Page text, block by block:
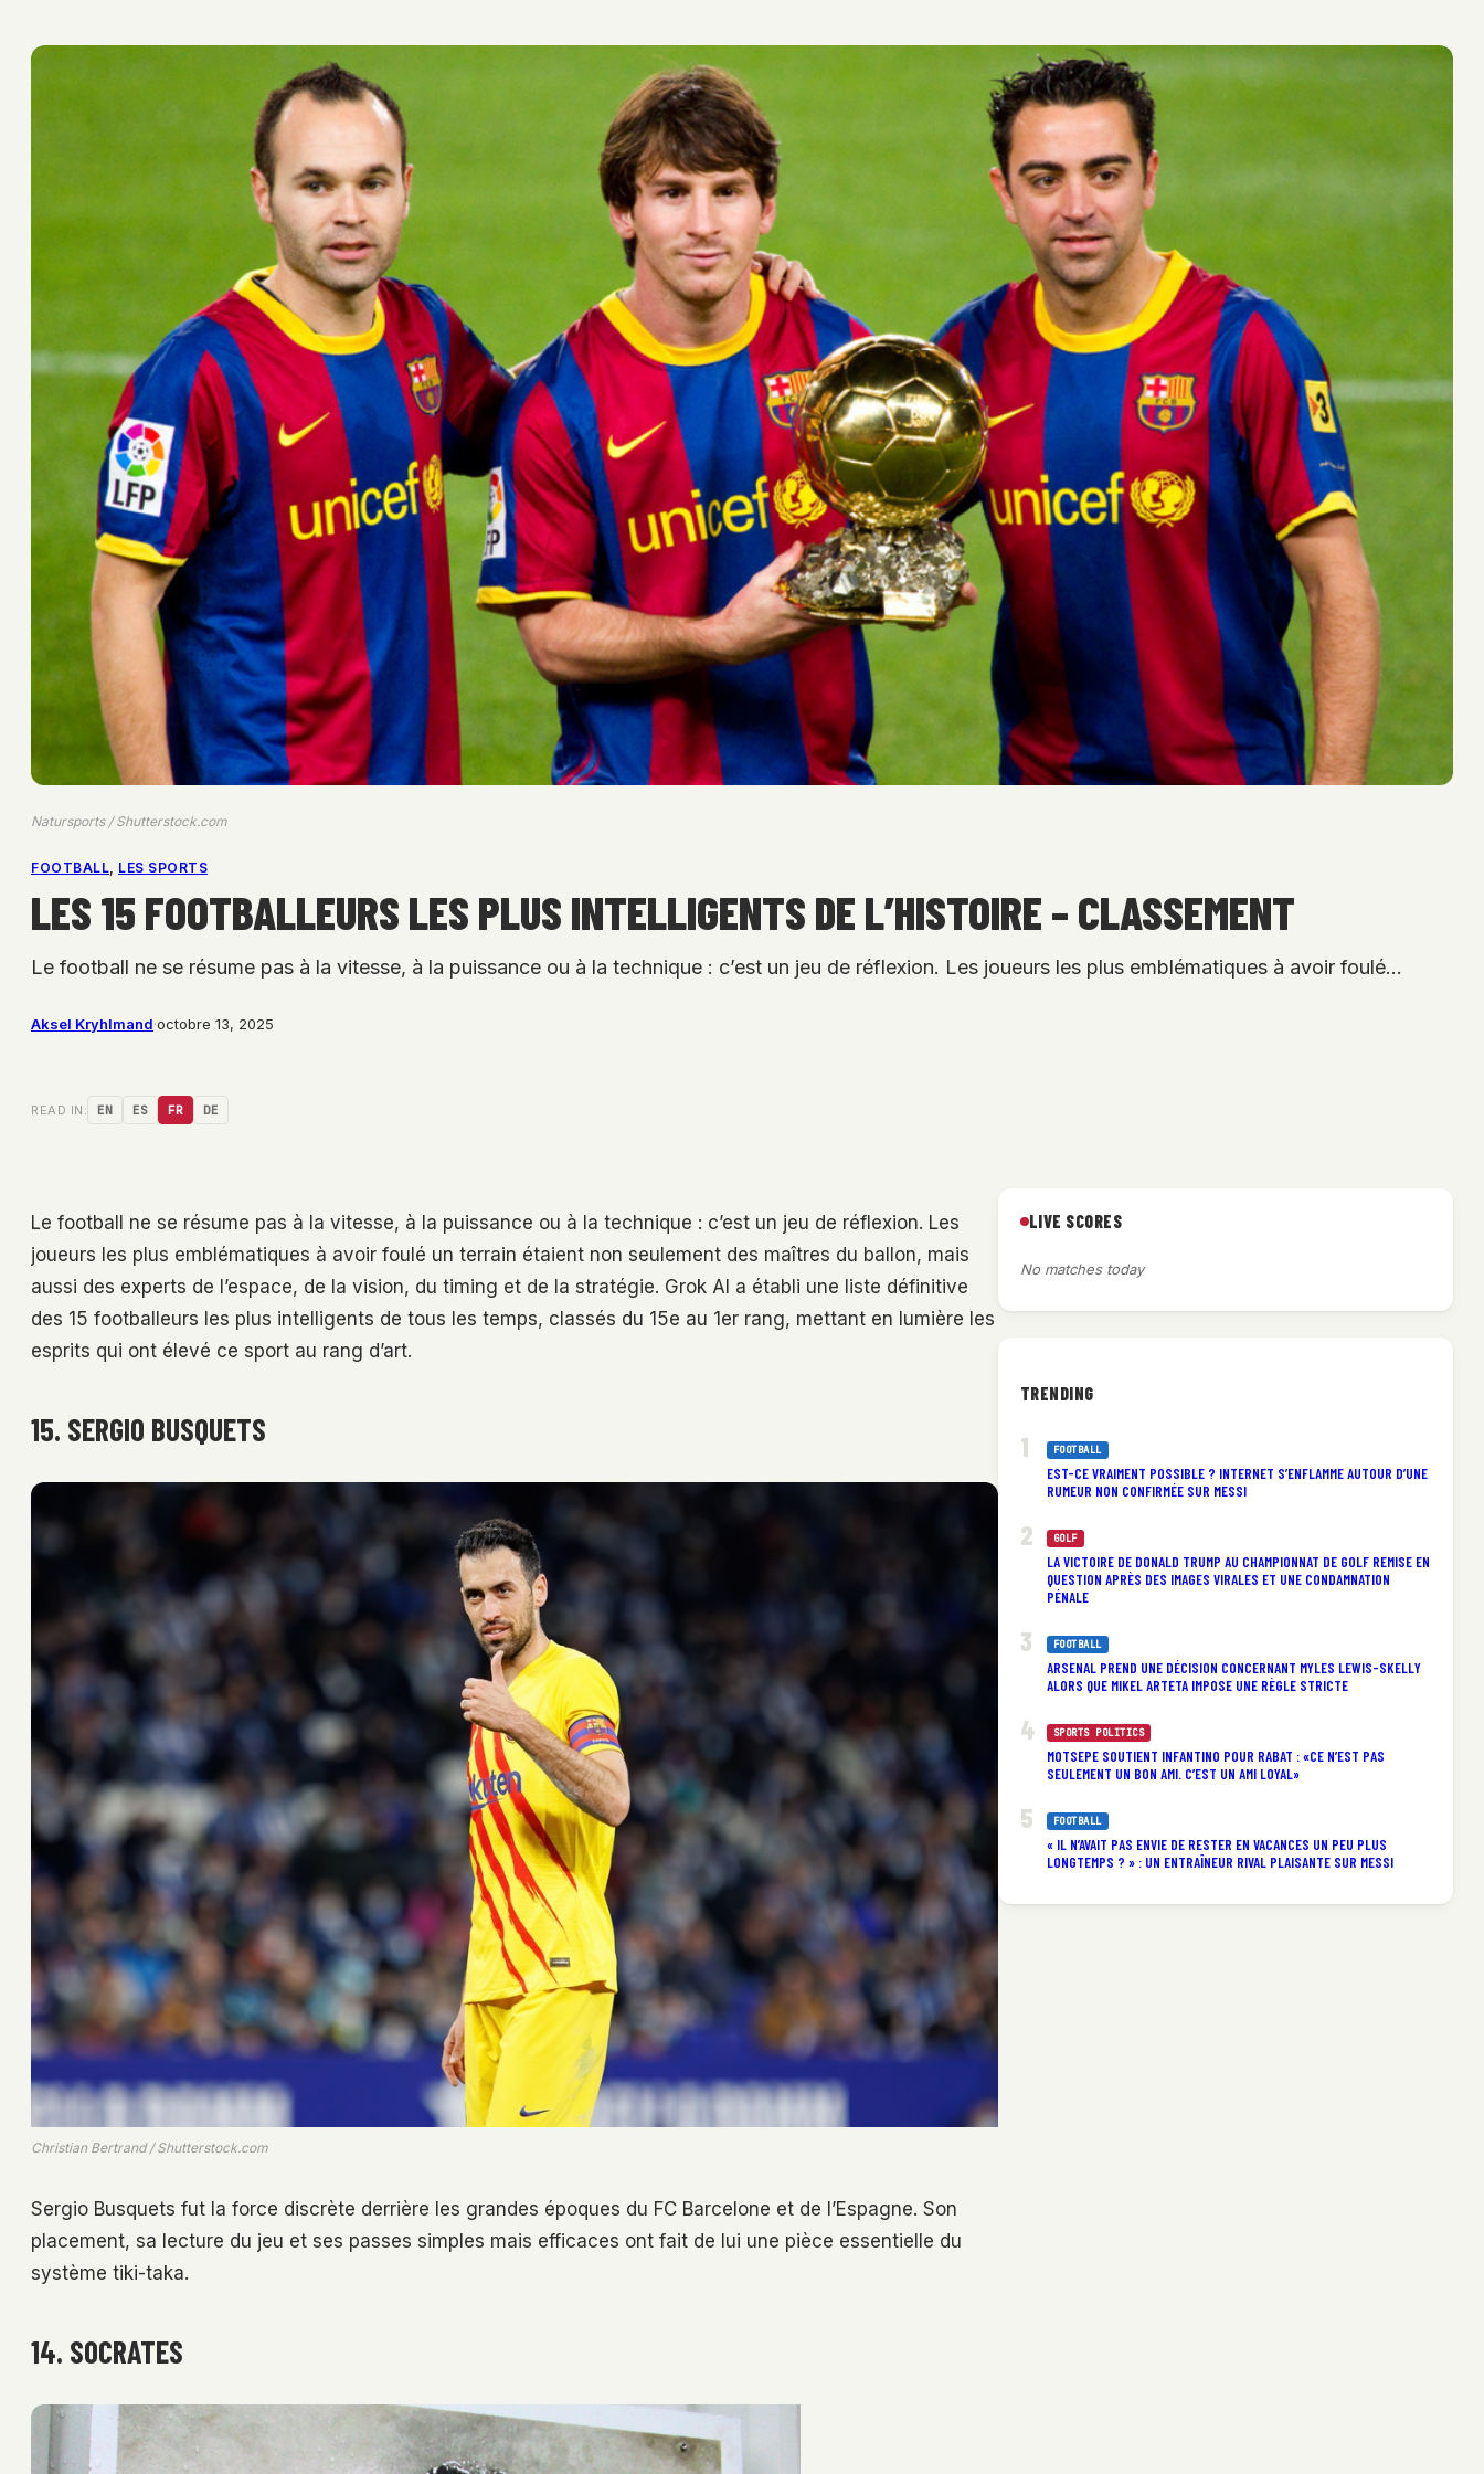
Natursports / Shutterstock.com
FOOTBALL, LES SPORTS
LES 15 FOOTBALLEURS LES PLUS INTELLIGENTS DE L’HISTOIRE – CLASSEMENT
Le football ne se résume pas à la vitesse, à la puissance ou à la technique : c’est un jeu de réflexion. Les joueurs les plus emblématiques à avoir foulé…
Aksel Kryhlmand·octobre 13, 2025
READ IN: EN ES FR DE
Le football ne se résume pas à la vitesse, à la puissance ou à la technique : c’est un jeu de réflexion. Les
joueurs les plus emblématiques à avoir foulé un terrain étaient non seulement des maîtres du ballon, mais
aussi des experts de l’espace, de la vision, du timing et de la stratégie. Grok AI a établi une liste définitive
des 15 footballeurs les plus intelligents de tous les temps, classés du 15e au 1er rang, mettant en lumière les
esprits qui ont élevé ce sport au rang d’art.
15. SERGIO BUSQUETS
Christian Bertrand / Shutterstock.com
Sergio Busquets fut la force discrète derrière les grandes époques du FC Barcelone et de l’Espagne. Son
placement, sa lecture du jeu et ses passes simples mais efficaces ont fait de lui une pièce essentielle du
système tiki-taka.
14. SOCRATES
LIVE SCORES
No matches today
TRENDING
FOOTBALL
EST-CE VRAIMENT POSSIBLE ? INTERNET S’ENFLAMME AUTOUR D’UNE
RUMEUR NON CONFIRMÉE SUR MESSI
GOLF
LA VICTOIRE DE DONALD TRUMP AU CHAMPIONNAT DE GOLF REMISE EN
QUESTION APRÈS DES IMAGES VIRALES ET UNE CONDAMNATION
PÉNALE
FOOTBALL
ARSENAL PREND UNE DÉCISION CONCERNANT MYLES LEWIS-SKELLY
ALORS QUE MIKEL ARTETA IMPOSE UNE RÈGLE STRICTE
SPORTS POLITICS
MOTSEPE SOUTIENT INFANTINO POUR RABAT : «CE N’EST PAS
SEULEMENT UN BON AMI. C’EST UN AMI LOYAL»
FOOTBALL
« IL N’AVAIT PAS ENVIE DE RESTER EN VACANCES UN PEU PLUS
LONGTEMPS ? » : UN ENTRAÎNEUR RIVAL PLAISANTE SUR MESSI